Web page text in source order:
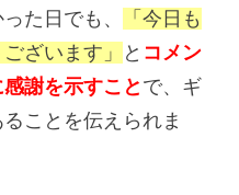
た日でも、
「今日も
ざいます」
と コメン
謝を示すこと で、ギ
ことを伝えられま